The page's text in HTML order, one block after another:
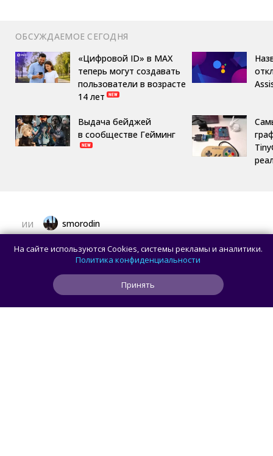
ОБСУЖДАЕМОЕ СЕГОДНЯ
«Цифровой ID» в MAX
теперь могут создавать
пользователи в возрасте
14 лет
Выдача бейджей
в сообществе Гейминг
ИИ smorodin
Рекламу в ChatGPT чаще видят
пользователи с более низким уровнем
дохода — исследование
На сайте используются Cookies, системы рекламы и аналитики.
Политика конфиденциальности
Принять